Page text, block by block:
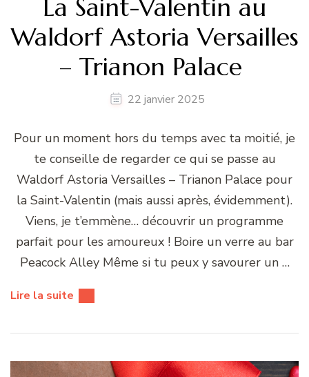
La Saint-Valentin au
Waldorf Astoria Versailles
– Trianon Palace
22 janvier 2025
Pour un moment hors du temps avec ta moitié, je
te conseille de regarder ce qui se passe au
Waldorf Astoria Versailles – Trianon Palace pour
la Saint-Valentin (mais aussi après, évidemment).
Viens, je t’emmène… découvrir un programme
parfait pour les amoureux ! Boire un verre au bar
Peacock Alley Même si tu peux y savourer un …
Lire la suite